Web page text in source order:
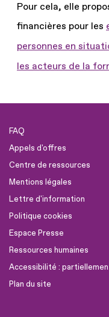
Pour cela, elle
financières pour les
personnes en
les acteurs de la
FAQ
Appels d'offres
Centre de ressources
Mentions légales
Lettre d'information
Politique cookies
Espace Presse
Ressources humaines
Accessibilité :
Plan du site